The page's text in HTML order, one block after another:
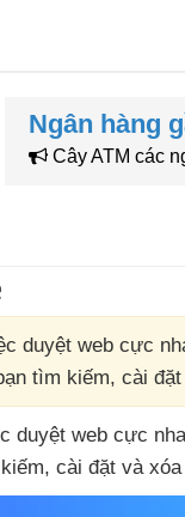
Ngân hàng
Cây ATM các
duyệt web cực
tìm kiếm, cài
duyệt web cực
, cài đặt và